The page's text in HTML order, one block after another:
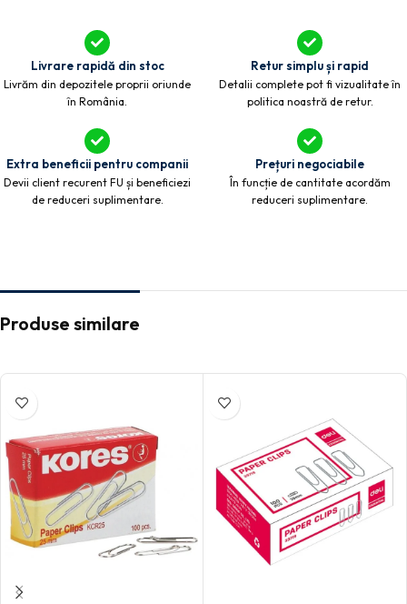
Livrare rapidă din stoc
Livrăm din depozitele proprii oriunde
în România.
Retur simplu și rapid
Detalii complete pot fi vizualitate în
politica noastră de retur.
Extra beneficii pentru companii
Devii client recurent FU și beneficiezi
de reduceri suplimentare.
Prețuri negociabile
În funcție de cantitate acordăm
reduceri suplimentare.
Produse similare